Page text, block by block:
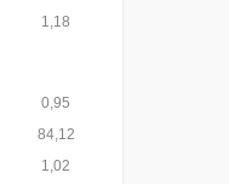
1,18
0,95
84,12
1,02